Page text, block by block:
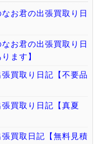
お君の出張買取り日
お君の出張買取り日
ます】
買取り日記【不要品
買取り日記【真夏
買取日記【無料見積